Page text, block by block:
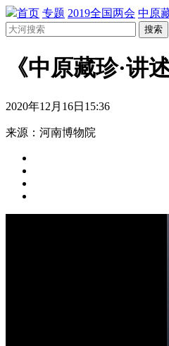
首页 专题 2019全国两会 中原
搜索
《中原藏珍·讲
2020年12月16日15:36
来源：河南博物院